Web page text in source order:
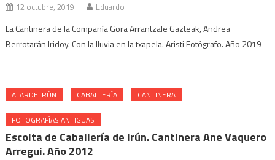
12 octubre, 2019 Eduardo
La Cantinera de la Compañía Gora Arrantzale Gazteak, Andrea
Berrotarán Iridoy. Con la lluvia en la txapela. Aristi Fotógrafo. Año 2019
ALARDE IRÚN CABALLERÍA CANTINERA
FOTOGRAFÍAS ANTIGUAS
Escolta de Caballería de Irún. Cantinera Ane Vaquero
Arregui. Año 2012